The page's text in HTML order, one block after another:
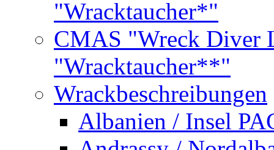
"Wracktaucher*"
CMAS "Wreck Diver
"Wracktaucher**"
Wrackbeschreibungen
Albanien / Insel